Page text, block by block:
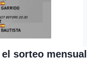
sorteo